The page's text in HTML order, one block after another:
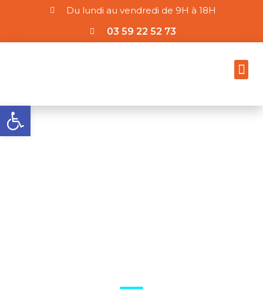
Du lundi au vendredi de 9H à 18H
03 59 22 52 73
Ouvrir la barre d’outils